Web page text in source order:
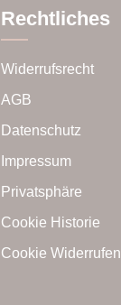
Rechtliches
Widerrufsrecht
AGB
Datenschutz
Impressum
Privatsphäre
Cookie Historie
Cookie Widerrufen